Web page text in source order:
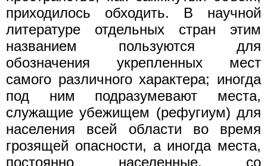
приходилось обходить. В научной
литературе отдельных стран этим
названием пользуются для
обозначения укрепленных мест
самого различного характера; иногда
под ним подразумевают места,
служащие убежищем (рефугиум) для
населения всей области во время
грозящей опасности, а иногда места,
постоянно населенные, со